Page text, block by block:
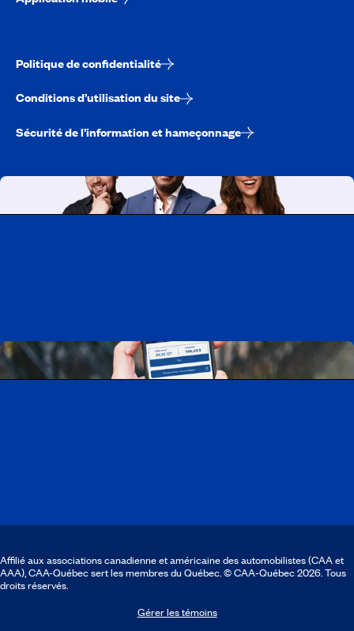
Politique de confidentialité
Conditions d’utilisation du site
Sécurité de l’information et hameçonnage
Affilié aux associations canadienne et américaine des automobilistes (CAA et
AAA), CAA-Québec sert les membres du Québec. © CAA‑Québec 2026. Tous
droits réservés.
Gérer les témoins